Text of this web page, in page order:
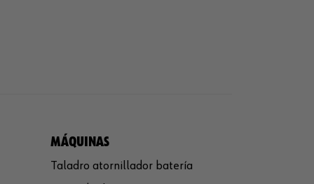
MÁQUINAS
Taladro atornillador batería